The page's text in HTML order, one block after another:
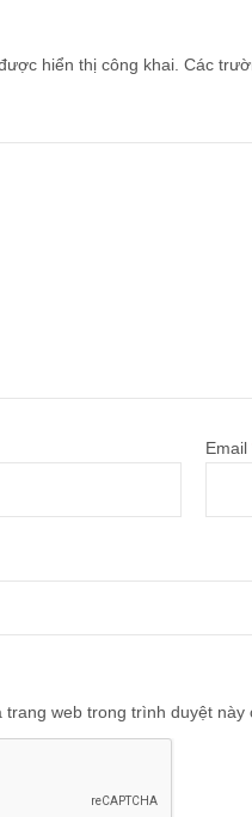
hiển thị công khai. Các
Email
web trong trình duyệt này